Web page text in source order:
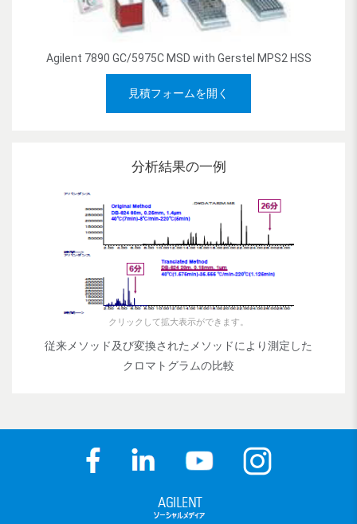
Agilent 7890 GC/5975C MSD with Gerstel MPS2 HSS
見積フォームを開く
分析結果の一例
クリックして拡大表示ができます。
従来メソッド及び変換されたメソッドにより測定した
クロマトグラムの比較